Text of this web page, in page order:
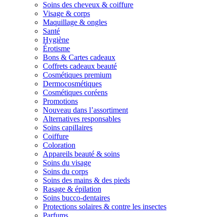
Soins des cheveux & coiffure
Visage & corps
Maquillage & ongles
Santé
Hygiène
Érotisme
Bons & Cartes cadeaux
Coffrets cadeaux beauté
Cosmétiques premium
Dermocosmétiques
Cosmétiques coréens
Promotions
Nouveau dans l’assortiment
Alternatives responsables
Soins capillaires
Coiffure
Coloration
Appareils beauté & soins
Soins du visage
Soins du corps
Soins des mains & des pieds
Rasage & épilation
Soins bucco-dentaires
Protections solaires & contre les insectes
Parfums